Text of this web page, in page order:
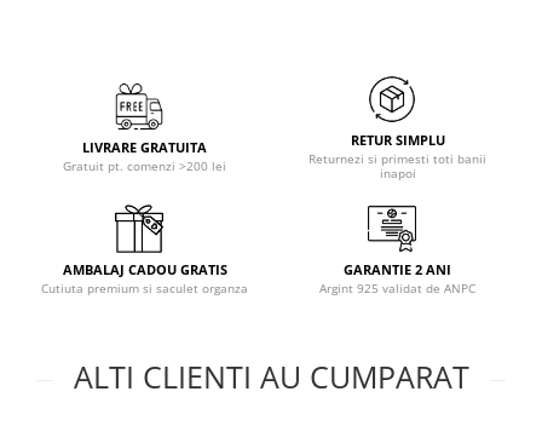
LIVRARE GRATUITA
Gratuit pt. comenzi >200 lei
RETUR SIMPLU
Returnezi si primesti toti banii
inapoi
AMBALAJ CADOU GRATIS
Cutiuta premium si saculet organza
GARANTIE 2 ANI
Argint 925 validat de ANPC
ALTI CLIENTI AU CUMPARAT